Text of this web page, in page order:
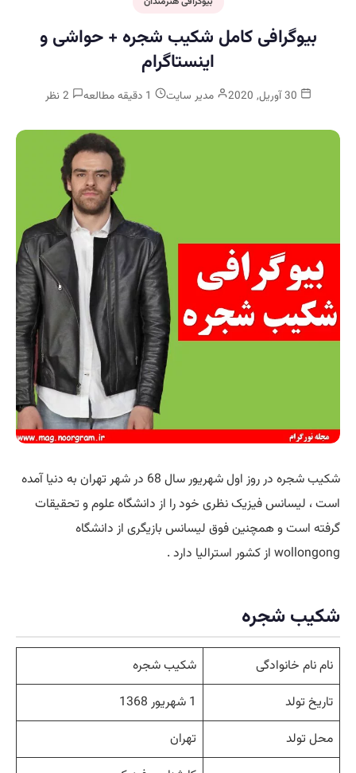
بیوگرافی کامل شکیب شجره + حواشی و
اینستاگرام
مدیر سایت
شکیب شجره در روز اول شهریور سال 68 در شهر تهران به دنیا آمده
است ، لیسانس فیزیک نظری خود را از دانشگاه علوم و تحقیقات
گرفته است و همچنین فوق لیسانس بازیگری از دانشگاه
wollongong از کشور استرالیا دارد .
شکیب شجره
نام نام خانوادگی
شکیب شجره
تاریخ تولد
1 شهریور 1368
محل تولد
تهران